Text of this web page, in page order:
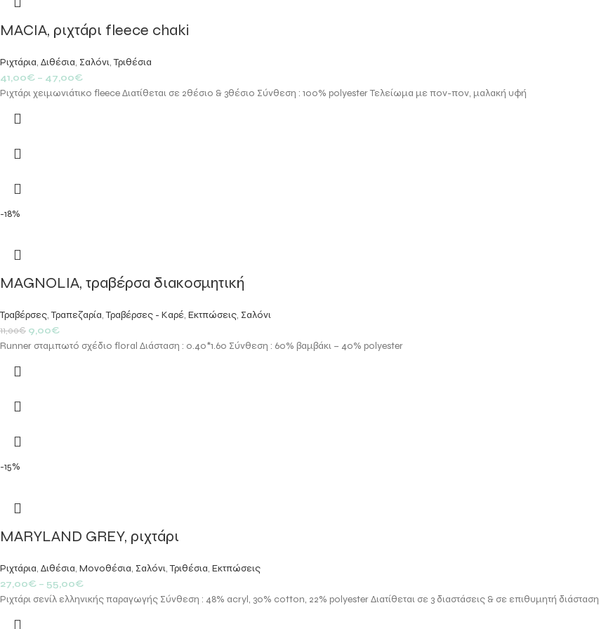
MACIA, ριχτάρι fleece chaki
Ριχτάρια, Διθέσια, Σαλόνι, Τριθέσια
41,00€ – 47,00€
Ριχτάρι χειμωνιάτικο fleece Διατίθεται σε 2θέσιο & 3θέσιο Σύνθεση : 100% polyester Τελείωμα με πον-πον, μαλακή υφή
-18%
MAGNOLIA, τραβέρσα διακοσμητική
Τραβέρσες, Τραπεζαρία, Τραβέρσες - Καρέ, Εκτπώσεις, Σαλόνι
11,00€ 9,00€
Runner σταμπωτό σχέδιο floral Διάσταση : 0.40*1.60 Σύνθεση : 60% βαμβάκι – 40% polyester
-15%
MARYLAND GREY, ριχτάρι
Ριχτάρια, Διθέσια, Μονοθέσια, Σαλόνι, Τριθέσια, Εκτπώσεις
27,00€ – 55,00€
Ριχτάρι σενίλ ελληνικής παραγωγής Σύνθεση : 48% acryl, 30% cotton, 22% polyester Διατίθεται σε 3 διαστάσεις & σε επιθυμητή διάσταση